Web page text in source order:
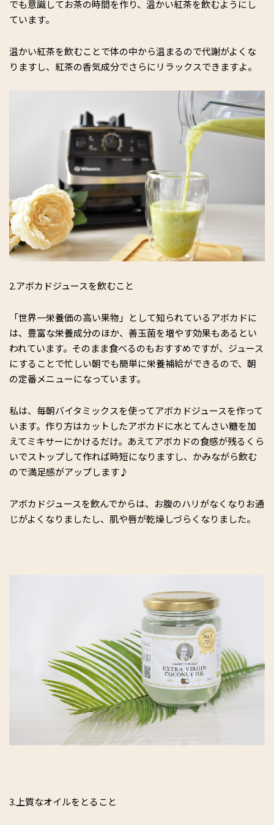
でも意識してお茶の時間を作り、温かい紅茶を飲むようにし
ています。
温かい紅茶を飲むことで体の中から温まるので代謝がよくな
りますし、紅茶の香気成分でさらにリラックスできますよ。
2.アボカドジュースを飲むこと
「世界一栄養価の高い果物」として知られているアボカドに
は、豊富な栄養成分のほか、善玉菌を増やす効果もあるとい
われています。そのまま食べるのもおすすめですが、ジュース
にすることで忙しい朝でも簡単に栄養補給ができるので、朝
の定番メニューになっています。
私は、毎朝バイタミックスを使ってアボカドジュースを作って
います。作り方はカットしたアボカドに水とてんさい糖を加
えてミキサーにかけるだけ。あえてアボカドの食感が残るくら
いでストップして作れば時短になりますし、かみながら飲む
ので満足感がアップします♪
アボカドジュースを飲んでからは、お腹のハリがなくなりお通
じがよくなりましたし、肌や唇が乾燥しづらくなりました。
3.上質なオイルをとること